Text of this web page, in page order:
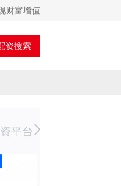
财富增值
资搜索
平台